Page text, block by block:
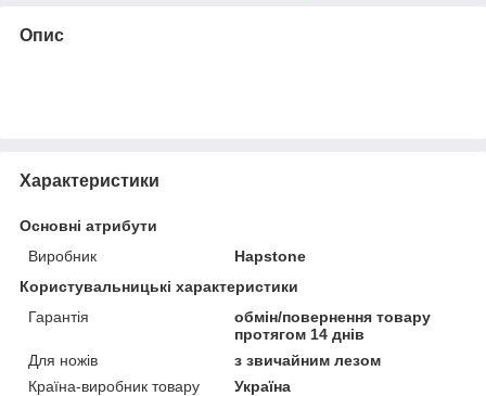
Опис
Характеристики
Основні атрибути
Виробник
Hapstone
Користувальницькі характеристики
Гарантія
обмін/повернення товару
протягом 14 днів
Для ножів
з звичайним лезом
Країна-виробник товару
Україна